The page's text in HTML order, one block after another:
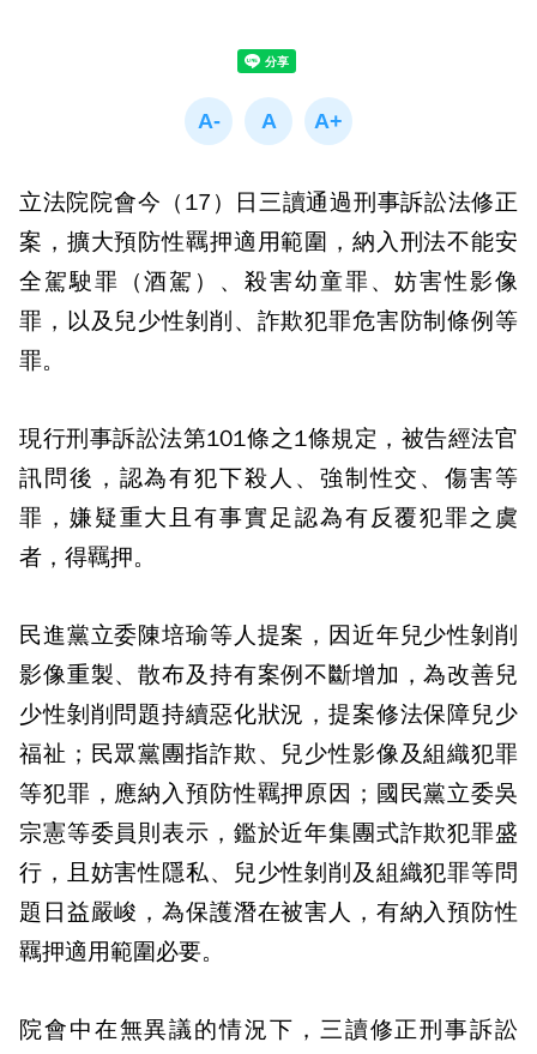
立法院院會今（17）日三讀通過刑事訴訟法修正
案，擴大預防性羈押適用範圍，納入刑法不能安
全駕駛罪（酒駕）、殺害幼童罪、妨害性影像
罪，以及兒少性剝削、詐欺犯罪危害防制條例等
罪。
現行刑事訴訟法第101條之1條規定，被告經法官
訊問後，認為有犯下殺人、強制性交、傷害等
罪，嫌疑重大且有事實足認為有反覆犯罪之虞
者，得羈押。
民進黨立委陳培瑜等人提案，因近年兒少性剝削
影像重製、散布及持有案例不斷增加，為改善兒
少性剝削問題持續惡化狀況，提案修法保障兒少
福祉；民眾黨團指詐欺、兒少性影像及組織犯罪
等犯罪，應納入預防性羈押原因；國民黨立委吳
宗憲等委員則表示，鑑於近年集團式詐欺犯罪盛
行，且妨害性隱私、兒少性剝削及組織犯罪等問
題日益嚴峻，為保護潛在被害人，有納入預防性
羈押適用範圍必要。
院會中在無異議的情況下，三讀修正刑事訴訟